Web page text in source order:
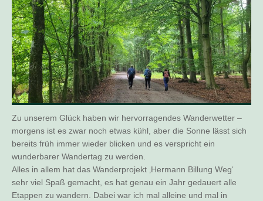
Zu unserem Glück haben wir hervorragendes Wanderwetter –
morgens ist es zwar noch etwas kühl, aber die Sonne lässt sich
bereits früh immer wieder blicken und es verspricht ein
wunderbarer Wandertag zu werden.
Alles in allem hat das Wanderprojekt ‚Hermann Billung Weg‘
sehr viel Spaß gemacht, es hat genau ein Jahr gedauert alle
Etappen zu wandern. Dabei war ich mal alleine und mal in